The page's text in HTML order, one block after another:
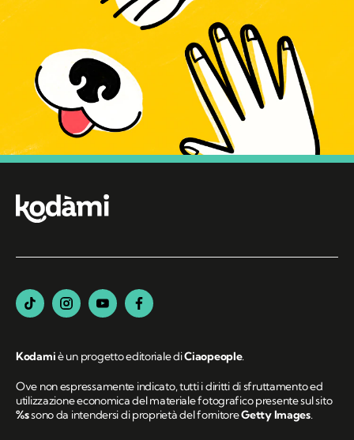
Kodamiè un progetto editoriale diCiaopeople.
Ove non espressamente indicato, tutti i diritti di sfruttamento ed
utilizzazione economica del materiale fotografico presente sul sito
%ssono da intendersi di proprietà del fornitoreGetty Images.